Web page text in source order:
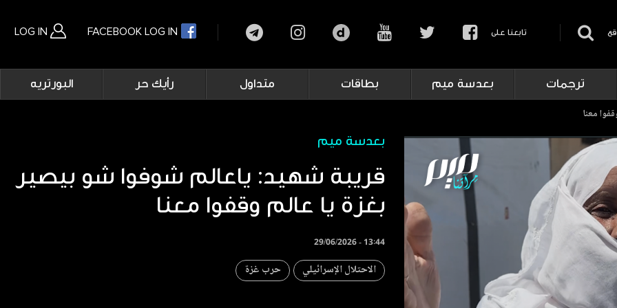
LOG IN FACEBOOK LOG IN تابعنا على
Main
navigation
ترجمات بعدسة ميم بطاقات متداول رأيك حر البورتريه
معنا
بعدسة ميم
قريبة شهيد: ياعالم شوفوا شو بيصير
بغزة يا عالم وقفوا معنا
29/06/2026 - 13:44
الاحتلال الإسرائيلي حرب غزة